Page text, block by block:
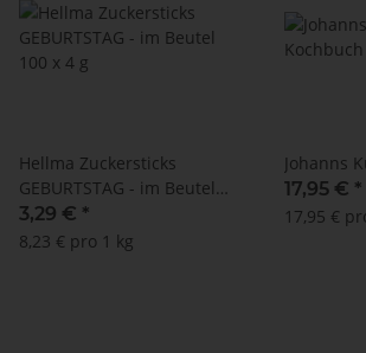
Hellma Zuckersticks
GEBURTSTAG - im Beutel
100 x 4 g
3,29 € *
8,23 € pro 1 kg
Johanns
17,95 € *
17,95 €